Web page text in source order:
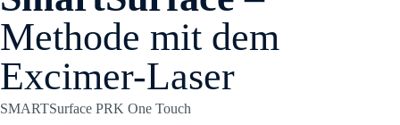
Methode mit dem
Excimer-Laser
SMARTSurface PRK One Touch